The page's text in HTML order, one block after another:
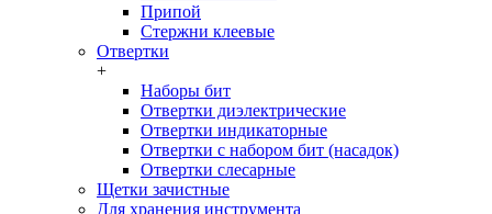
Припой
Стержни клеевые
Отвертки
+
Наборы бит
Отвертки диэлектрические
Отвертки индикаторные
Отвертки с набором бит (насадок)
Отвертки слесарные
Щетки зачистные
Для хранения инструмента